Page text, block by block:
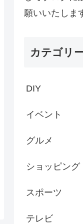
願いいたしま
カテゴリ
DIY
イベント
グルメ
ショッピング
スポーツ
テレビ